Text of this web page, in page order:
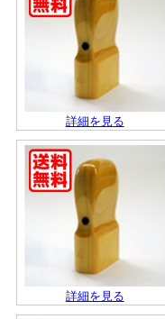
詳細を見る
詳細を見る